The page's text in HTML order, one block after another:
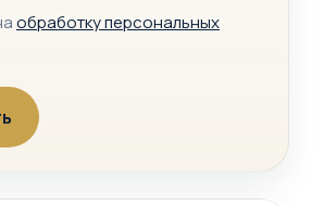
обработку персональных